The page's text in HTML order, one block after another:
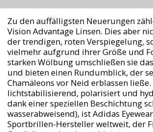
Zu den auffälligsten Neuerungen
Vision Advantage Linsen. Dies aber
der trendigen, roten Verspiegelung,
vielmehr aufgrund ihrer Größe und
starken Wölbung umschließen sie
und bieten einen Rundumblick, der
Chamäleons vor Neid erblassen
lichtstabilisierend, polarisiert und
dank einer speziellen Beschichtung
wasserabweisend), ist Adidas
Sportbrillen-Hersteller weltweit, der